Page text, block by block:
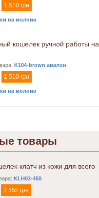
1 510 грн
на молнии
кошелек ручной работы на
K104-brown авалон
1 510 грн
на молнии
товары
клатч из кожи для всего
KLH02-450
1 355 грн